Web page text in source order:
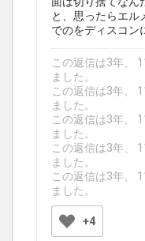
と、思ったらエル
でのをディスコン
この返信は3年、
ました。
この返信は3年、
ました。
この返信は3年、
ました。
この返信は3年、
ました。
この返信は3年、
ました。
+4